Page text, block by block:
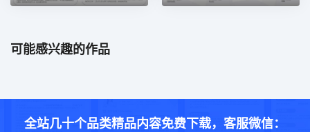
可能感兴趣的作品
全站几十个品类精品内容免费下载，客服微信：